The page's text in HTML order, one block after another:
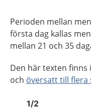
Perioden mellan
första dag kallas
mellan 21 och 35
Den här texten finns
och översatt till flera
Bild 1
1/2